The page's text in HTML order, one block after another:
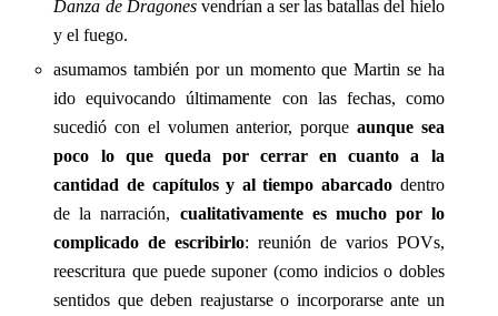
Danza de Dragonesvendrían a ser las batallas del hielo
y el fuego.
asumamos también por un momento que Martin se ha
ido equivocando últimamente con las fechas, como
sucedió con el volumen anterior, porque aunque sea
poco lo que queda por cerrar en cuanto a la
cantidad de capítulos y al tiempo abarcadodentro
de la narración, cualitativamente es mucho por lo
complicado de escribirlo: reunión de varios POVs,
reescritura que puede suponer (como indicios o dobles
sentidos que deben reajustarse o incorporarse ante un